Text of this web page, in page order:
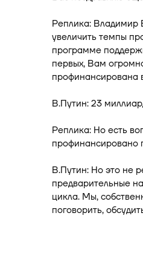
Реплика: Владимир
увеличить темпы
программе
первых, Вам
профинансирована
В.Путин: 23
Реплика: Но есть
профинансировано
В.Путин: Но это не
предварительные
цикла. Мы,
поговорить,